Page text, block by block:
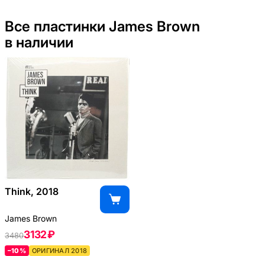
Все пластинки James Brown
в наличии
Think, 2018
James Brown
34803132 ₽
–10%
ОРИГИНАЛ 2018